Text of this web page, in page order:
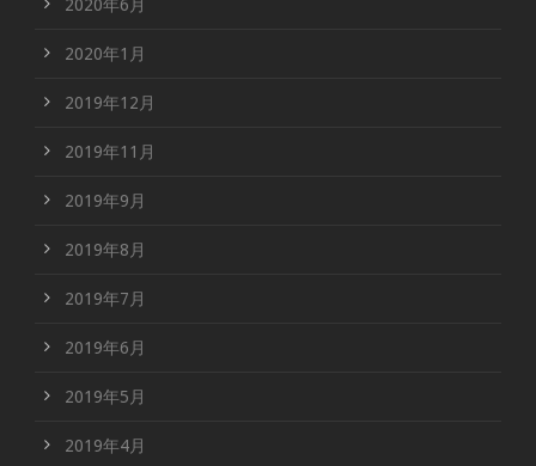
2020年6月
2020年1月
2019年12月
2019年11月
2019年9月
2019年8月
2019年7月
2019年6月
2019年5月
2019年4月